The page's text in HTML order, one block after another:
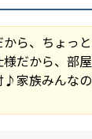
ら、ちょっと
だから、部屋
♪家族みんなの